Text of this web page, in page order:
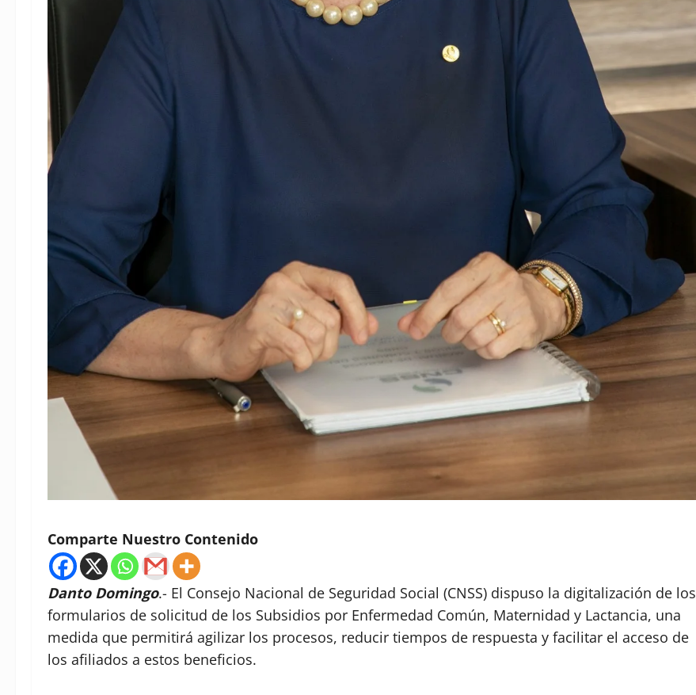
Comparte Nuestro Contenido
Danto Domingo.- El Consejo Nacional de Seguridad Social (CNSS) dispuso la digitalización de los
formularios de solicitud de los Subsidios por Enfermedad Común, Maternidad y Lactancia, una
medida que permitirá agilizar los procesos, reducir tiempos de respuesta y facilitar el acceso de
los afiliados a estos beneficios.